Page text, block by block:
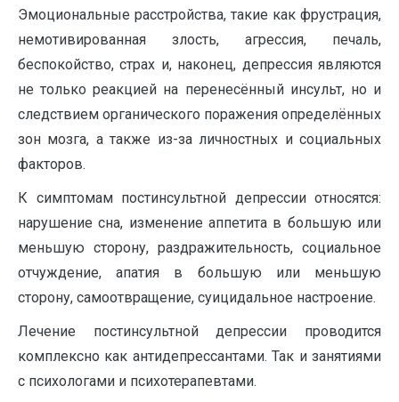
Эмоциональные расстройства, такие как фрустрация,
немотивированная злость, агрессия, печаль,
беспокойство, страх и, наконец, депрессия являются
не только реакцией на перенесённый инсульт, но и
следствием органического поражения определённых
зон мозга, а также из-за личностных и социальных
факторов.
К симптомам постинсультной депрессии относятся:
нарушение сна, изменение аппетита в большую или
меньшую сторону, раздражительность, социальное
отчуждение, апатия в большую или меньшую
сторону, самоотвращение, суицидальное настроение.
Лечение постинсультной депрессии проводится
комплексно как антидепрессантами. Так и занятиями
с психологами и психотерапевтами.